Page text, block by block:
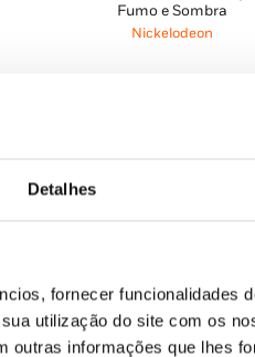
Detalhes
fornecer funcionalidades
utilização do site com os
outras informações que lhes
original
era:
Fumo e Sombra
Nickelodeon
O